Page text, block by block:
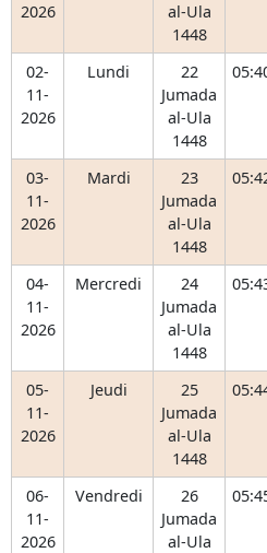
2026
al-Ula
1448
02-
11-
2026
Lundi
22
Jumada
al-Ula
1448
03-
11-
2026
Mardi
23
Jumada
al-Ula
1448
04-
11-
2026
Mercredi
24
Jumada
al-Ula
1448
05-
11-
2026
Jeudi
25
Jumada
al-Ula
1448
06-
11-
2026
Vendredi
26
Jumada
al-Ula